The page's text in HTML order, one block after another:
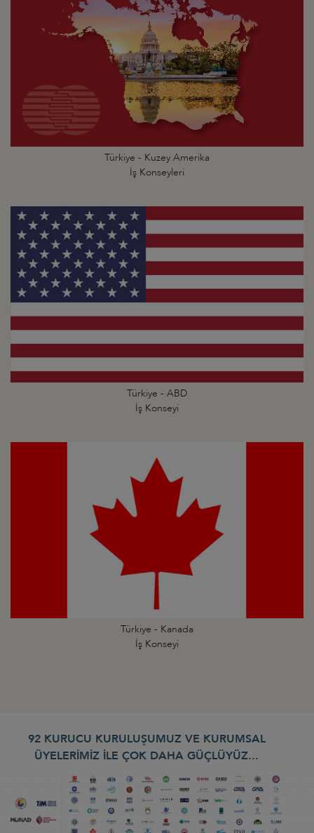
Türkiye - Kuzey Amerika
İş Konseyleri
Türkiye - ABD
İş Konseyi
Türkiye - Kanada
İş Konseyi
92 KURUCU KURULUŞUMUZ VE KURUMSAL
ÜYELERİMİZ İLE ÇOK DAHA GÜÇLÜYÜZ...